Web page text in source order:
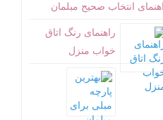
انتخاب صحیح مبلمان
راهنمای رنگ اتاق
خواب منزل